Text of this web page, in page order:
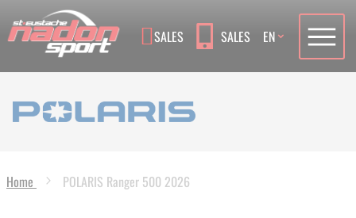
SALES SALES Language
EN
Home POLARIS Ranger 500 2026